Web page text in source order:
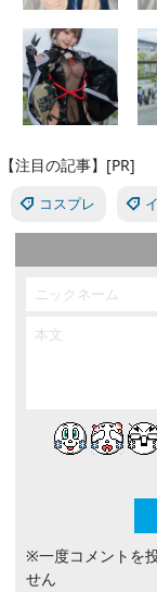
【注目の記事】[PR]
コスプレ
※一度コメントを
せん